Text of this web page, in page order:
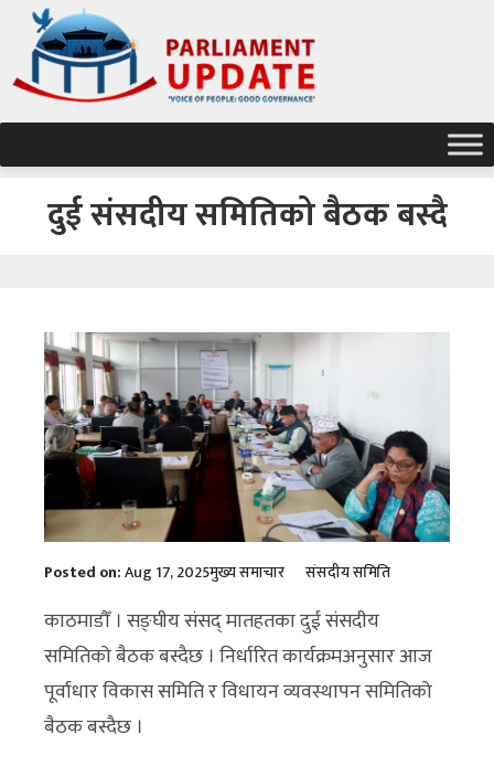
दुई संसदीय समितिको बैठक बस्दै
Posted on:Aug 17, 2025मुख्य समाचार संसदीय समिति
काठमाडौँ । सङ्घीय संसद् मातहतका दुई संसदीय
समितिको बैठक बस्दैछ । निर्धारित कार्यक्रमअनुसार आज
पूर्वाधार विकास समिति र विधायन व्यवस्थापन समितिको
बैठक बस्दैछ ।